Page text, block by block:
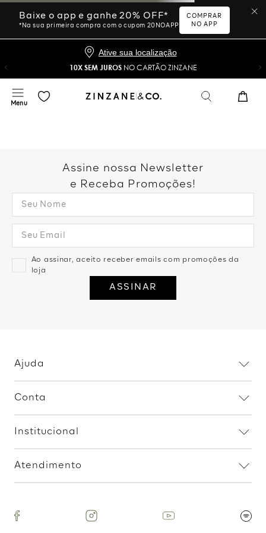
Ative sua localização
10X SEM JUROS NO CARTÃO ZINZANE
foi encontrada.
Vamos tentar novamente?